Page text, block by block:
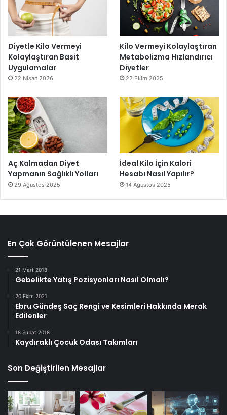
Diyetle Kilo Vermeyi
Kolaylaştıran Basit
Uygulamalar
22 Nisan 2026
Kilo Vermeyi Kolaylaştıran
Metabolizma Hızlandırıcı
Diyetler
22 Ekim 2025
Aç Kalmadan Diyet
Yapmanın Sağlıklı Yolları
29 Ağustos 2025
İdeal Kilo İçin Kalori
Hesabı Nasıl Yapılır?
14 Ağustos 2025
En Çok Görüntülenen Mesajlar
21 Mart 2018
Gebelikte Yatış Pozisyonları Nasıl Olmalı?
20 Ekim 2021
Ebru Gündeş Saç Rengi ve Kesimleri Hakkında Merak
Edilenler
18 Şubat 2018
Kaydıraklı Çocuk Odası Takımları
Son Değiştirilen Mesajlar